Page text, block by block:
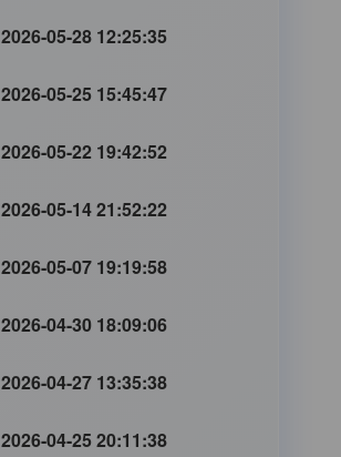
2026-05-28 12:25:35
2026-05-25 15:45:47
2026-05-22 19:42:52
2026-05-14 21:52:22
2026-05-07 19:19:58
2026-04-30 18:09:06
2026-04-27 13:35:38
2026-04-25 20:11:38